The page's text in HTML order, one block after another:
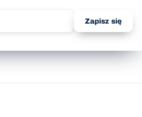
Zapisz się